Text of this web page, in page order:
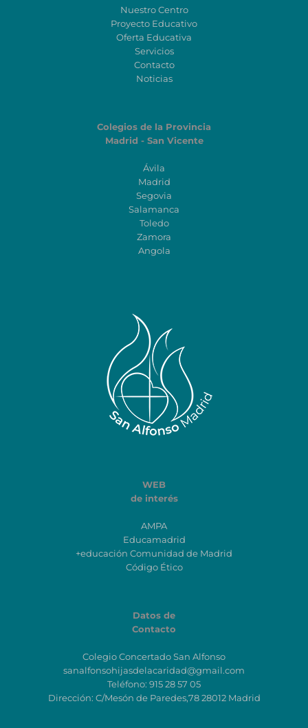
Nuestro Centro
Proyecto Educativo
Oferta Educativa
Servicios
Contacto
Noticias
Colegios de la Provincia
Madrid - San Vicente
Ávila
Madrid
Segovia
Salamanca
Toledo
Zamora
Angola
WEB
de interés
AMPA
Educamadrid
+educación Comunidad de Madrid
Código Ético
Datos de
Contacto
Colegio Concertado San Alfonso
sanalfonsohijasdelacaridad@gmail.com
Teléfono: 915 28 57 05
Dirección: C/Mesón de Paredes,78 28012 Madrid